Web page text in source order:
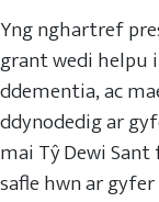
Yng nghartref
grant wedi helpu
ddementia, ac
ddynodedig ar
mai Tŷ Dewi
safle hwn ar